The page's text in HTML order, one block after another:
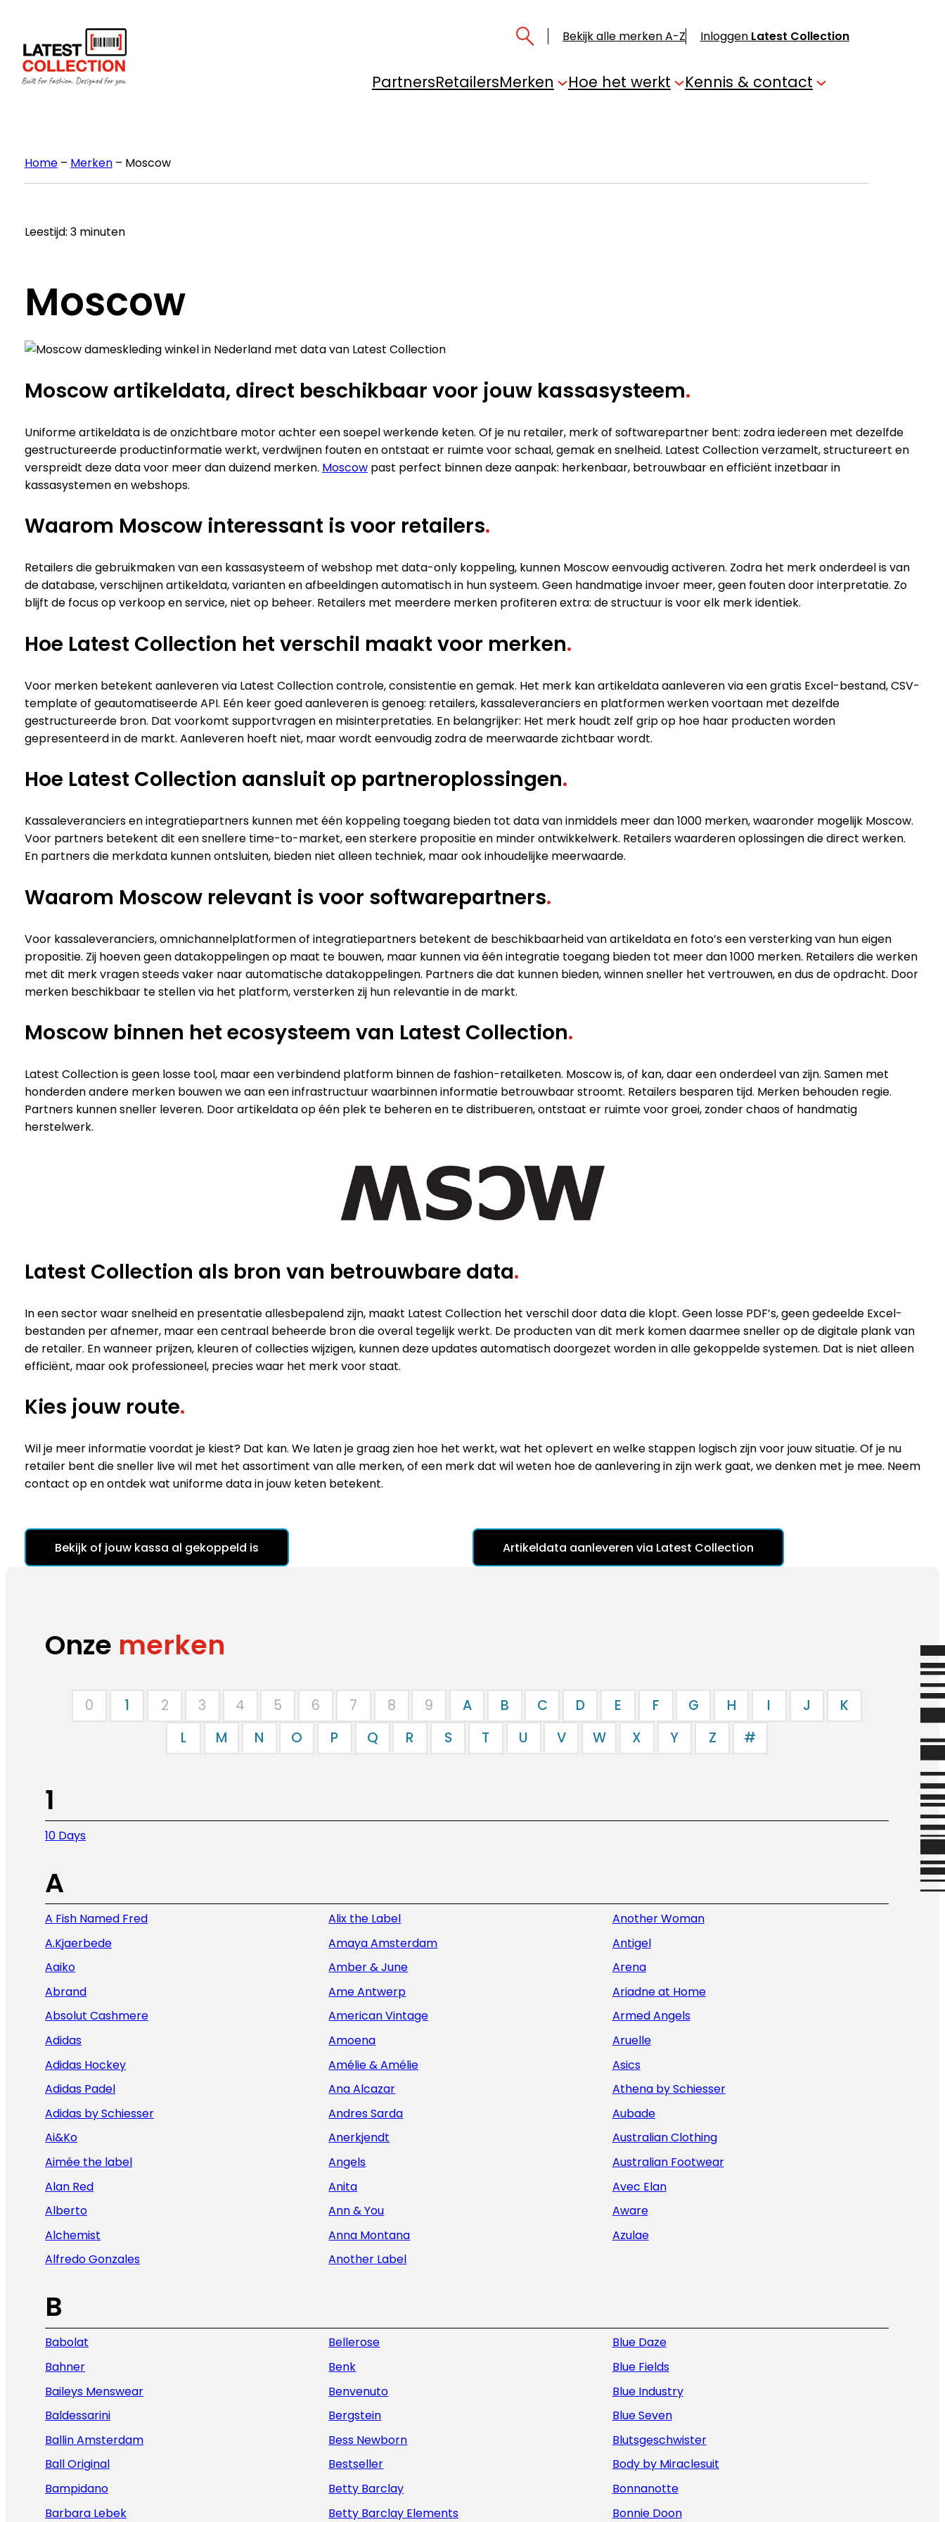
inhoud
Bekijk alle merken A-Z Inloggen Latest Collection
PartnersRetailersMerken Hoe het werkt Kennis & contact
Home– Merken– Moscow
Leestijd: 3 minuten
Moscow
Moscow artikeldata, direct beschikbaar voor jouw kassasysteem.
Uniforme artikeldata is de onzichtbare motor achter een soepel werkende keten. Of je nu retailer, merk of softwarepartner bent: zodra iedereen met dezelfde
gestructureerde productinformatie werkt, verdwijnen fouten en ontstaat er ruimte voor schaal, gemak en snelheid. Latest Collection verzamelt, structureert en
verspreidt deze data voor meer dan duizend merken. Moscowpast perfect binnen deze aanpak: herkenbaar, betrouwbaar en efficiënt inzetbaar in
kassasystemen en webshops.
Waarom Moscow interessant is voor retailers.
Retailers die gebruikmaken van een kassasysteem of webshop met data-only koppeling, kunnen Moscow eenvoudig activeren. Zodra het merk onderdeel is van
de database, verschijnen artikeldata, varianten en afbeeldingen automatisch in hun systeem. Geen handmatige invoer meer, geen fouten door interpretatie. Zo
blijft de focus op verkoop en service, niet op beheer. Retailers met meerdere merken profiteren extra: de structuur is voor elk merk identiek.
Hoe Latest Collection het verschil maakt voor merken.
Voor merken betekent aanleveren via Latest Collection controle, consistentie en gemak. Het merk kan artikeldata aanleveren via een gratis Excel-bestand, CSV-
template of geautomatiseerde API. Eén keer goed aanleveren is genoeg: retailers, kassaleveranciers en platformen werken voortaan met dezelfde
gestructureerde bron. Dat voorkomt supportvragen en misinterpretaties. En belangrijker: Het merk houdt zelf grip op hoe haar producten worden
gepresenteerd in de markt. Aanleveren hoeft niet, maar wordt eenvoudig zodra de meerwaarde zichtbaar wordt.
Hoe Latest Collection aansluit op partneroplossingen.
Kassaleveranciers en integratiepartners kunnen met één koppeling toegang bieden tot data van inmiddels meer dan 1000 merken, waaronder mogelijk Moscow.
Voor partners betekent dit een snellere time-to-market, een sterkere propositie en minder ontwikkelwerk. Retailers waarderen oplossingen die direct werken.
En partners die merkdata kunnen ontsluiten, bieden niet alleen techniek, maar ook inhoudelijke meerwaarde.
Waarom Moscow relevant is voor softwarepartners.
Voor kassaleveranciers, omnichannelplatformen of integratiepartners betekent de beschikbaarheid van artikeldata en foto’s een versterking van hun eigen
propositie. Zij hoeven geen datakoppelingen op maat te bouwen, maar kunnen via één integratie toegang bieden tot meer dan 1000 merken. Retailers die werken
met dit merk vragen steeds vaker naar automatische datakoppelingen. Partners die dat kunnen bieden, winnen sneller het vertrouwen, en dus de opdracht. Door
merken beschikbaar te stellen via het platform, versterken zij hun relevantie in de markt.
Moscow binnen het ecosysteem van Latest Collection.
Latest Collection is geen losse tool, maar een verbindend platform binnen de fashion-retailketen. Moscow is, of kan, daar een onderdeel van zijn. Samen met
honderden andere merken bouwen we aan een infrastructuur waarbinnen informatie betrouwbaar stroomt. Retailers besparen tijd. Merken behouden regie.
Partners kunnen sneller leveren. Door artikeldata op één plek te beheren en te distribueren, ontstaat er ruimte voor groei, zonder chaos of handmatig
herstelwerk.
Latest Collection als bron van betrouwbare data.
In een sector waar snelheid en presentatie allesbepalend zijn, maakt Latest Collection het verschil door data die klopt. Geen losse PDF’s, geen gedeelde Excel-
bestanden per afnemer, maar een centraal beheerde bron die overal tegelijk werkt. De producten van dit merk komen daarmee sneller op de digitale plank van
de retailer. En wanneer prijzen, kleuren of collecties wijzigen, kunnen deze updates automatisch doorgezet worden in alle gekoppelde systemen. Dat is niet alleen
efficiënt, maar ook professioneel, precies waar het merk voor staat.
Kies jouw route.
Wil je meer informatie voordat je kiest? Dat kan. We laten je graag zien hoe het werkt, wat het oplevert en welke stappen logisch zijn voor jouw situatie. Of je nu
retailer bent die sneller live wil met het assortiment van alle merken, of een merk dat wil weten hoe de aanlevering in zijn werk gaat, we denken met je mee. Neem
contact op en ontdek wat uniforme data in jouw keten betekent.
Bekijk of jouw kassa al gekoppeld is Artikeldata aanleveren via Latest Collection
Onze merken
0 1 2 3 4 5 6 7 8 9 A B C D E F G H I J
K
L
M N O P Q R S T U V W X Y Z #
1
10 Days
A
A Fish Named Fred
A.Kjaerbede
Aaiko
Abrand
Absolut Cashmere
Adidas
Adidas Hockey
Adidas Padel
Adidas by Schiesser
Ai&Ko
Aimée the label
Alan Red
Alberto
Alchemist
Alfredo Gonzales
Alix the Label
Amaya Amsterdam
Amber & June
Ame Antwerp
American Vintage
Amoena
Amélie & Amélie
Ana Alcazar
Andres Sarda
Anerkjendt
Angels
Anita
Ann & You
Anna Montana
Another Label
Another Woman
Antigel
Arena
Ariadne at Home
Armed Angels
Aruelle
Asics
Athena by Schiesser
Aubade
Australian Clothing
Australian Footwear
Avec Elan
Aware
Azulae
B
Babolat
Bahner
Baileys Menswear
Baldessarini
Ballin Amsterdam
Ball Original
Bampidano
Barbara Lebek
Bellerose
Benk
Benvenuto
Bergstein
Bess Newborn
Bestseller
Betty Barclay
Betty Barclay Elements
Blue Daze
Blue Fields
Blue Industry
Blue Seven
Blutsgeschwister
Body by Miraclesuit
Bonnanotte
Bonnie Doon